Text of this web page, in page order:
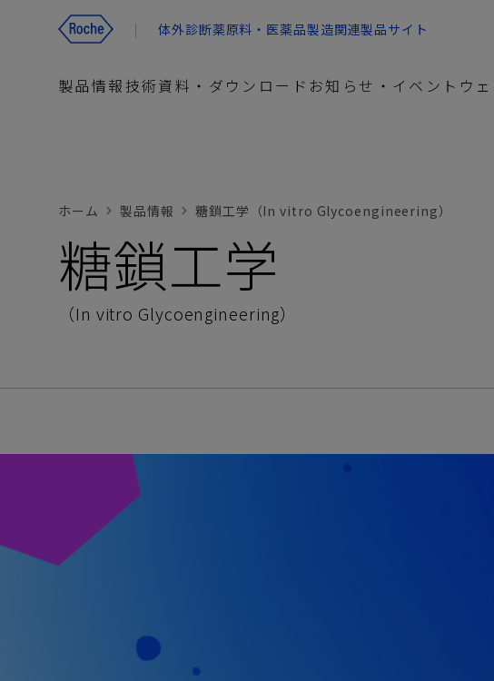
体外診断薬原料・医薬品製造関連製品サイト
製品情報
アプリケーション別
製造用途別
製品タイプ別
オンラインカタログ
技術資料・ダウンロード お知らせ・イベント ウ
糖鎖工学
（In vitro Glycoengineering）
ホーム 製品情報 糖鎖工学（In vitro Glycoengineering）